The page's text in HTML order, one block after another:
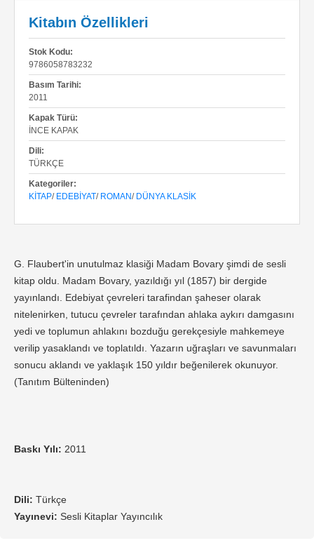
Kitabın Özellikleri
Stok Kodu:
9786058783232
Basım Tarihi:
2011
Kapak Türü:
İNCE KAPAK
Dili:
TÜRKÇE
Kategoriler:
KITAP/ EDEBIYAT/ ROMAN/ DÜNYA KLASIK
G. Flaubert'in unutulmaz klasiği Madam Bovary şimdi de sesli
kitap oldu. Madam Bovary, yazıldığı yıl (1857) bir dergide
yayınlandı. Edebiyat çevreleri tarafindan şaheser olarak
nitelenirken, tutucu çevreler tarafından ahlaka aykırı damgasını
yedi ve toplumun ahlakını bozduğu gerekçesiyle mahkemeye
verilip yasaklandı ve toplatıldı. Yazarın uğraşları ve savunmaları
sonucu aklandı ve yaklaşık 150 yıldır beğenilerek okunuyor.
(Tanıtım Bülteninden)
Baskı Yılı: 2011
Dili: Türkçe
Yayınevi: Sesli Kitaplar Yayıncılık